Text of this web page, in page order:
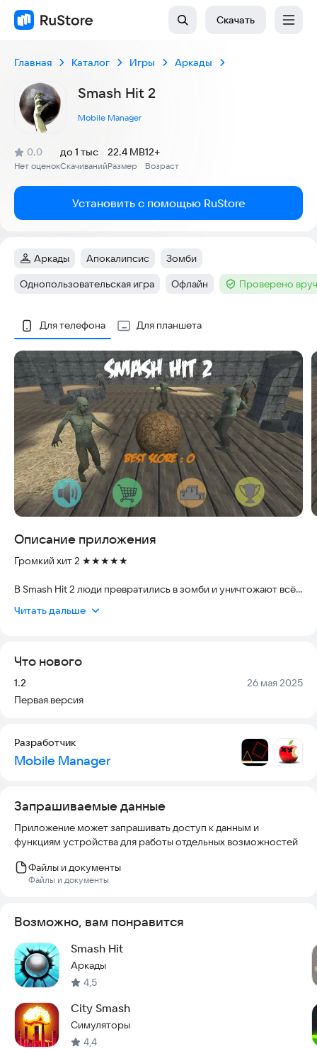
Скачать
Главная Каталог Игры Аркады
Smash Hit 2
Mobile Manager
Рейтинг:
0,0
(
Нет оценок
)
Скачиваний
до 1 тыс
Размер
22.4 MB
Возраст
12+
Установить с помощью RuStore
Категория:
Аркады Тег:
Апокалипсис Тег:
Зомби
Тег:
Однопользовательская игра Тег:
Офлайн Тег :Проверено
Скриншоты
Для телефона Для планшета
Описание приложения
Громкий хит 2 ★★★★★
В Smash Hit 2 люди превратились в зомби и уничтожают всё
зомби мячом. В Smash Hit 2 катите мяч-убийцу и
будете получать дополнительное время, чтобы продолжать
★★★★★ Особенности: ★★★★★
время
- Ставьте новые рекорды и бросайте вызов себе и своим
друзьям
- Никакой рекламы !
Так чего же ты ждешь?
Читать дальше
Что нового
Версия:
1.2 Дата:
26 мая 2025
Первая версия
Разработчик
Mobile Manager
Запрашиваемые данные
Приложение может запрашивать доступ к данным и
функциям устройства для работы отдельных возможностей
Файлы и документы
Файлы и документы
Возможно, вам понравится
Smash Hit
Аркады
4,5
City Smash
Симуляторы
4,4